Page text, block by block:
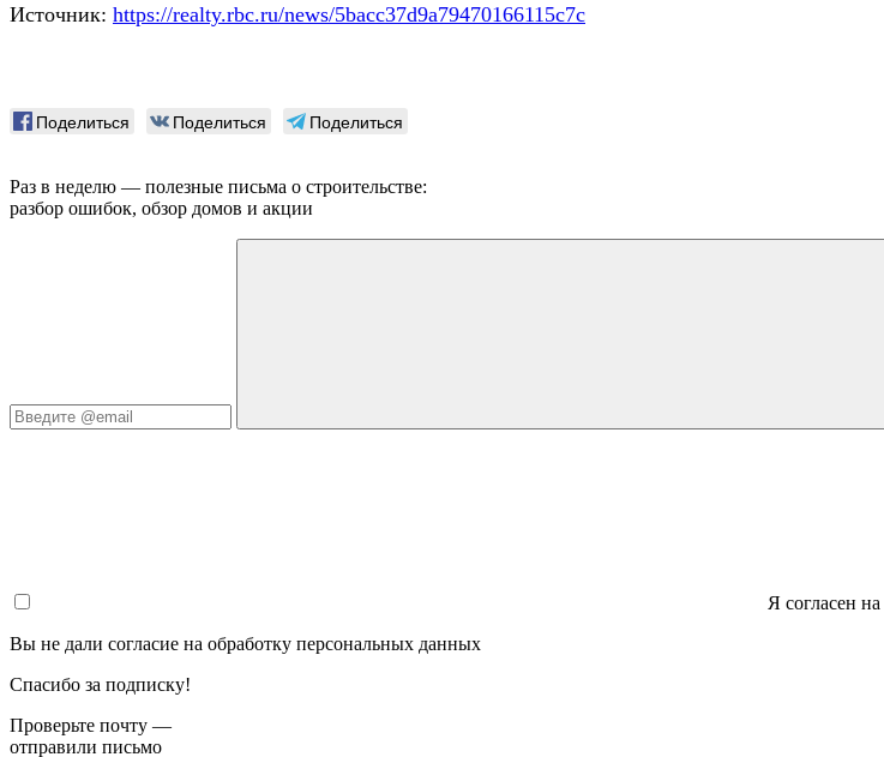
Источник: https://realty.rbc.ru/news/5bacc37d9a79470166115c7c
Поделиться Поделиться Поделиться
Раз в неделю — полезные письма о строительстве:
разбор ошибок, обзор домов и акции
Я согласен на
Вы не дали согласие на обработку персональных данных
Спасибо за подписку!
Проверьте почту —
отправили письмо